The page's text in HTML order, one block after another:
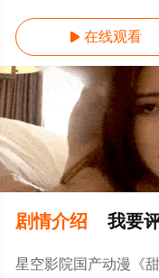
 在线观看
剧情介绍 我要
星空影院国产动漫《